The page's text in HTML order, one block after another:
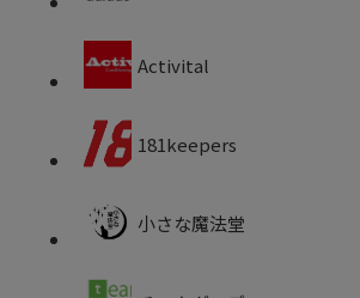
Activital
181keepers
小さな魔法堂